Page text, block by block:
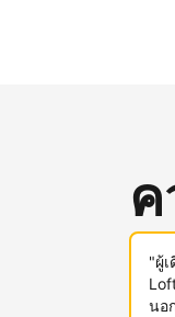
"ผู้
นอ